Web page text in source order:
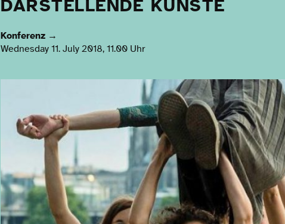
DARSTELLENDE KÜNSTE
Konferenz →
Wednesday 11. July 2018, 11.00 Uhr